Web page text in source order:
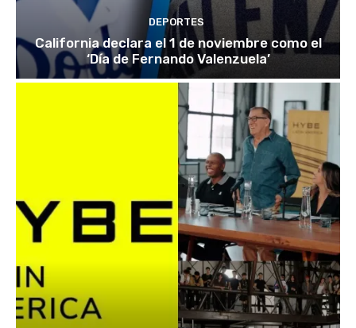
DEPORTES
California declara el 1 de noviembre como el
‘Día de Fernando Valenzuela’